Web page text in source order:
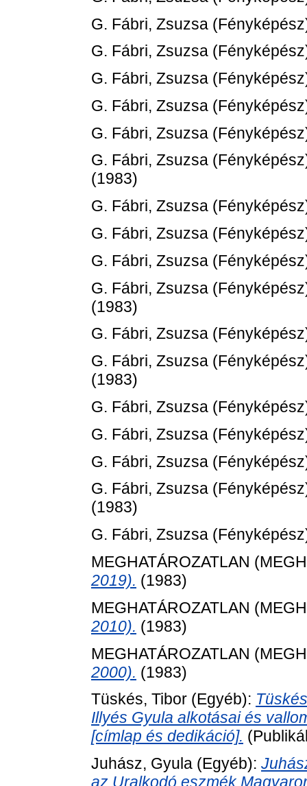
G. Fábri, Zsuzsa
G. Fábri, Zsuzsa
G. Fábri, Zsuzsa
G. Fábri, Zsuzsa
G. Fábri, Zsuzsa
G. Fábri, Zsuzsa
(1983)
G. Fábri, Zsuzsa
G. Fábri, Zsuzsa
G. Fábri, Zsuzsa
G. Fábri, Zsuzsa
(1983)
G. Fábri, Zsuzsa
G. Fábri, Zsuzsa
(1983)
G. Fábri, Zsuzsa
G. Fábri, Zsuzsa
G. Fábri, Zsuzsa
G. Fábri, Zsuzsa
(1983)
G. Fábri, Zsuzsa
MEGHATÁROZATLAN
2019). (1983)
MEGHATÁROZATLAN
2010). (1983)
MEGHATÁROZATLAN
2000). (1983)
Tüskés, Tibor (Egyéb):
Illyés Gyula alkotásai és
[címlap és dedikáció].
Juhász, Gyula (Egyéb):
az Uralkodó eszmék